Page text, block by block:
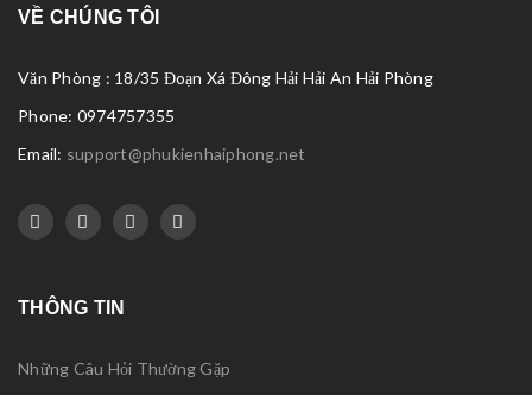
VỀ CHÚNG TÔI
Văn Phòng : 18/35 Đoạn Xá Đông Hải Hải An Hải Phòng
Phone: 0974757355
Email: support@phukienhaiphong.net
THÔNG TIN
Những Câu Hỏi Thường Gặp